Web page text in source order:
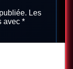
Les
avec *